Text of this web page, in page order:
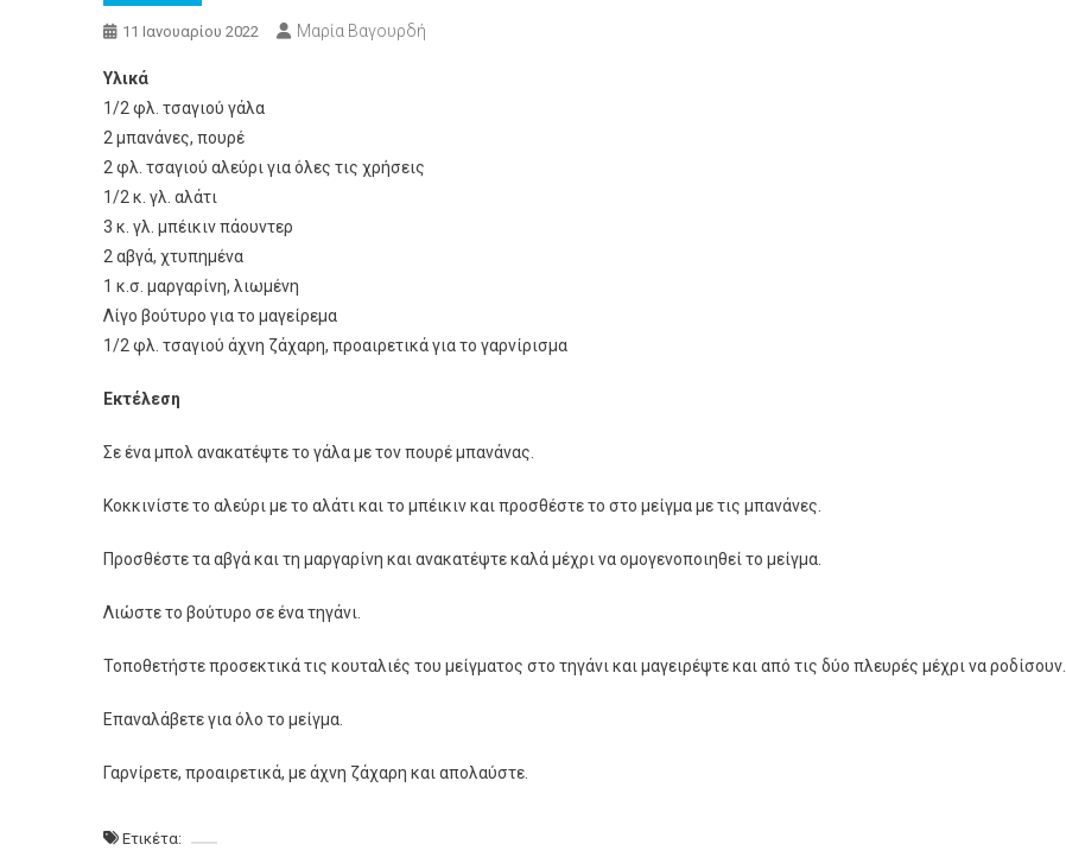
11 Ιανουαρίου 2022 Μαρία Βαγουρδή
Υλικά
1/2 φλ. τσαγιού γάλα
2 μπανάνες, πουρέ
2 φλ. τσαγιού αλεύρι για όλες τις χρήσεις
1/2 κ. γλ. αλάτι
3 κ. γλ. μπέικιν πάουντερ
2 αβγά, χτυπημένα
1 κ.σ. μαργαρίνη, λιωμένη
Λίγο βούτυρο για το μαγείρεμα
1/2 φλ. τσαγιού άχνη ζάχαρη, προαιρετικά για το γαρνίρισμα
Εκτέλεση
Σε ένα μπολ ανακατέψτε το γάλα με τον πουρέ μπανάνας.
Κοκκινίστε το αλεύρι με το αλάτι και το μπέικιν και προσθέστε το στο μείγμα με τις μπανάνες.
Προσθέστε τα αβγά και τη μαργαρίνη και ανακατέψτε καλά μέχρι να ομογενοποιηθεί το μείγμα.
Λιώστε το βούτυρο σε ένα τηγάνι.
Τοποθετήστε προσεκτικά τις κουταλιές του μείγματος στο τηγάνι και μαγειρέψτε και από τις δύο πλευρές μέχρι να ροδίσουν.
Επαναλάβετε για όλο το μείγμα.
Γαρνίρετε, προαιρετικά, με άχνη ζάχαρη και απολαύστε.
Ετικέτα: